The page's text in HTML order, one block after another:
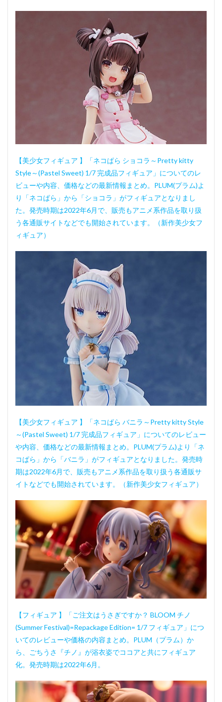
【美少女フィギュア 】「ネコぱら ショコラ～Pretty kitty
Style～(Pastel Sweet) 1/7 完成品フィギュア」についてのレ
ビューや内容、価格などの最新情報まとめ。PLUM(プラム)よ
り「ネコぱら」から「ショコラ」がフィギュアとなりまし
た。発売時期は2022年6月で、販売もアニメ系作品を取り扱
う各通販サイトなどでも開始されています。（新作美少女フ
ィギュア）
【美少女フィギュア 】「ネコぱら バニラ～Pretty kitty Style
～(Pastel Sweet) 1/7 完成品フィギュア」についてのレビュー
や内容、価格などの最新情報まとめ。PLUM(プラム)より「ネ
コぱら」から「バニラ」がフィギュアとなりました。発売時
期は2022年6月で、販売もアニメ系作品を取り扱う各通販サ
イトなどでも開始されています。（新作美少女フィギュア）
【フィギュア 】「ご注文はうさぎですか？ BLOOM チノ
(Summer Festival)=Repackage Edition= 1/7 フィギュア」につ
いてのレビューや価格の内容まとめ。PLUM（プラム）か
ら、ごちうさ『チノ』が浴衣姿でココアと共にフィギュア
化。発売時期は2022年6月。